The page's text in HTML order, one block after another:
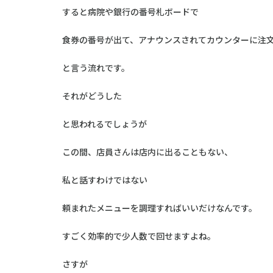
すると病院や銀行の番号札ボードで
食券の番号が出て、アナウンスされてカウンターに注
と言う流れです。
それがどうした
と思われるでしょうが
この間、店員さんは店内に出ることもない、
私と話すわけではない
頼まれたメニューを調理すればいいだけなんです。
すごく効率的で少人数で回せますよね。
さすが